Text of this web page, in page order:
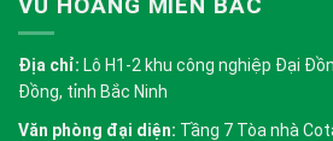
Địa chỉ: Lô H1-2 khu công nghiệp Đại
Đồng, tỉnh Bắc Ninh
Văn phòng đại diện: Tầng 7 Tòa nhà